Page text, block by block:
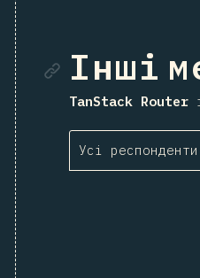
Інші
TanStack Router
Усі респонденти